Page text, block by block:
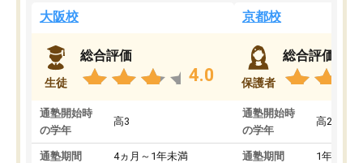
大阪校
生徒
総合評価
4.0
通塾開始時
の学年
高3
通塾期間 4ヵ月～1年未満
京都校
保護者
総合評価
通塾開始時
の学年
高2
通塾期間 1年以上